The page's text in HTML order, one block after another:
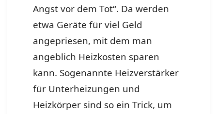
Angst vor dem Tot“. Da werden
etwa Geräte für viel Geld
angepriesen, mit dem man
angeblich Heizkosten sparen
kann. Sogenannte Heizverstärker
für Unterheizungen und
Heizkörper sind so ein Trick, um